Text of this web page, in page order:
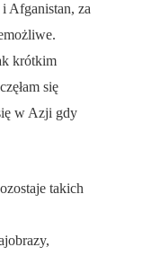
Afganistan, za
krótkim
się
w Azji gdy
takich